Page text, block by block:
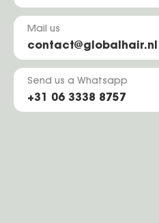
Mail us
contact@globalhair.nl
Send us a Whatsapp
+31 06 3338 8757